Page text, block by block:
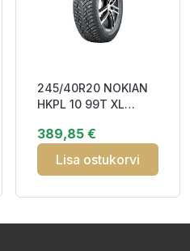
245/40R20 NOKIAN
HKPL 10 99T XL
389,85 €
Lisa ostukorvi